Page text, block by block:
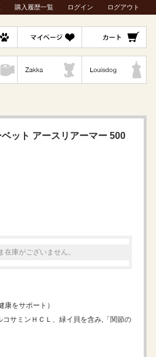
ログアウト
ログイン
購入履歴一覧
ット アースリアーマー 500
庫がございません。
をサポート）
サミンＨＣＬ、緑イ貝を含み,「関節の